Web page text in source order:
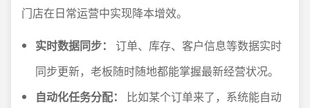
门店在日常运营中实现降本增效。
实时数据同步：
订单、库存、客户信息等数据实时
同步更新，老板随时随地都能掌握最新经营状况。
自动化任务分配：
比如某个订单来了，系统能自动